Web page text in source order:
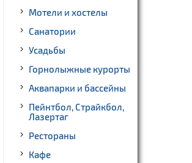
Мотели и хостелы
Санатории
Усадьбы
Горнолыжные курорты
Аквапарки и бассейны
Пейнтбол, Страйкбол,
Лазертаг
Рестораны
Кафе